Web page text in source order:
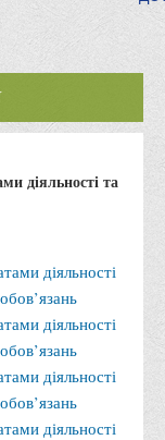
діяльності та
діяльності
діяльності
діяльності
діяльності